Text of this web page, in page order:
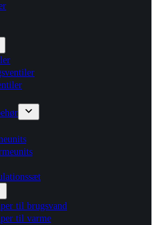
til brugsvand
til varme